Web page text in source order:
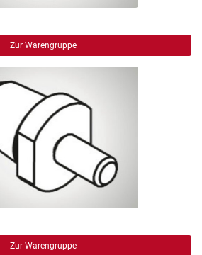
Zur Warengruppe
Zur Warengruppe